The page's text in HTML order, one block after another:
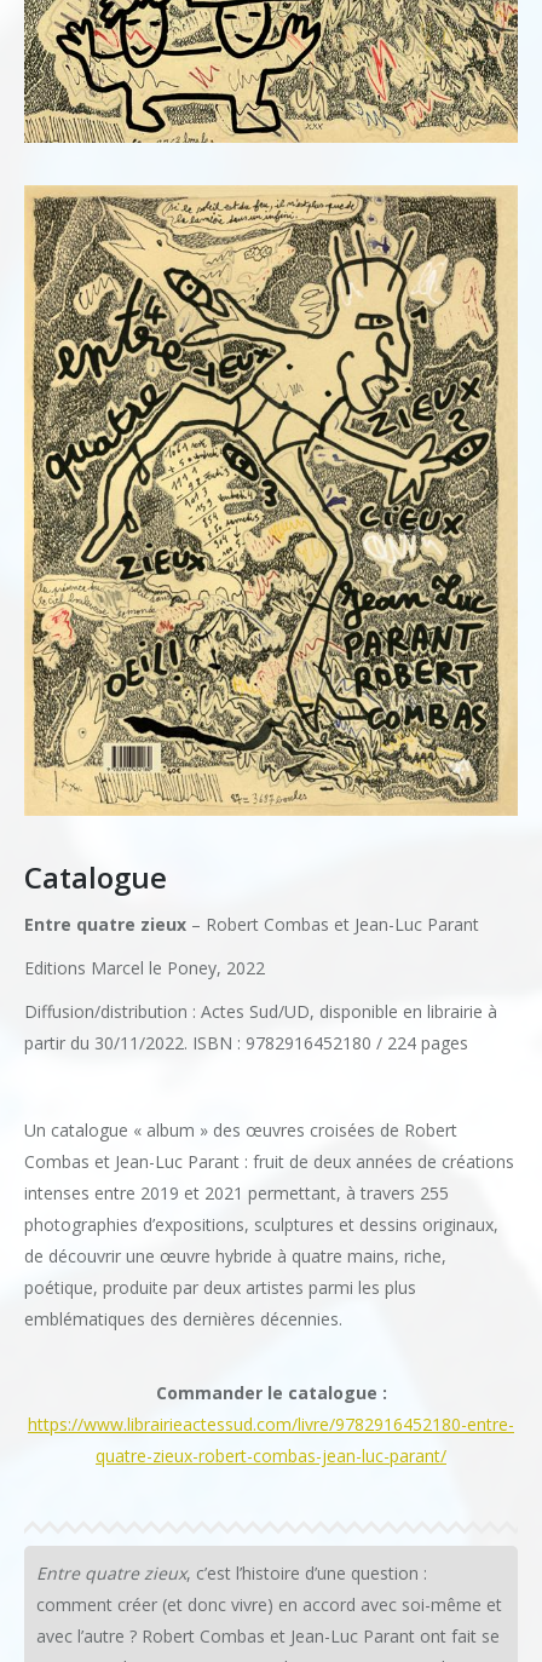
Catalogue
Entre quatre zieux – Robert Combas et Jean-Luc Parant
Editions Marcel le Poney, 2022
Diffusion/distribution : Actes Sud/UD, disponible en librairie à
partir du 30/11/2022. ISBN : 9782916452180 / 224 pages
Un catalogue « album » des œuvres croisées de Robert
Combas et Jean-Luc Parant : fruit de deux années de créations
intenses entre 2019 et 2021 permettant, à travers 255
photographies d’expositions, sculptures et dessins originaux,
de découvrir une œuvre hybride à quatre mains, riche,
poétique, produite par deux artistes parmi les plus
emblématiques des dernières décennies.
Commander le catalogue :
https://www.librairieactessud.com/livre/9782916452180-entre-
quatre-zieux-robert-combas-jean-luc-parant/
Entre quatre zieux, c’est l’histoire d’une question :
comment créer (et donc vivre) en accord avec soi-même et
avec l’autre ? Robert Combas et Jean-Luc Parant ont fait se